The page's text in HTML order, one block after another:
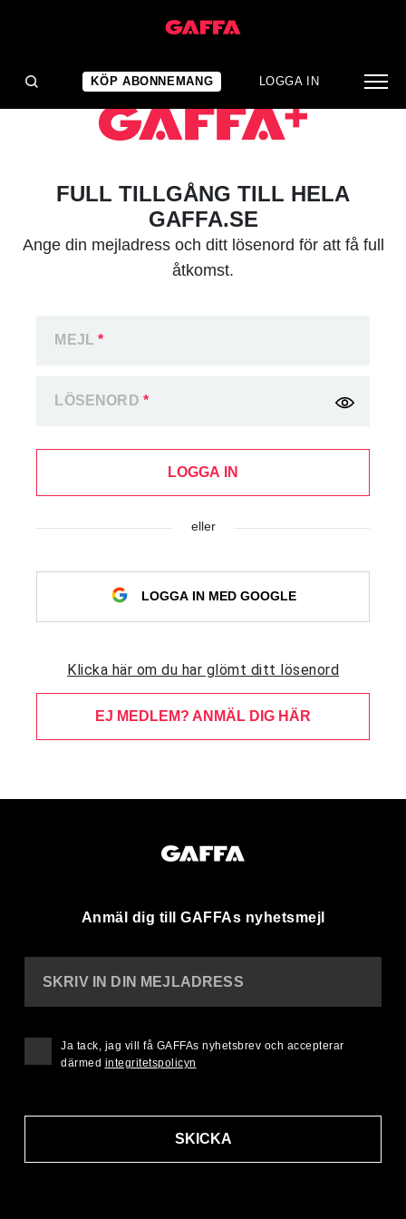
KÖP ABONNEMANG LOGGA IN
FULL TILLGÅNG TILL HELA
GAFFA.SE
Ange din mejladress och ditt lösenord för att få full
åtkomst.
MEJL*
LÖSENORD *
LOGGA IN
eller
LOGGA IN MED GOOGLE
Klicka här om du har glömt ditt lösenord
EJ MEDLEM? ANMÄL DIG HÄR
Anmäl dig till GAFFAs nyhetsmejl
SKRIV IN DIN MEJLADRESS
SKICKA
Ja tack, jag vill få GAFFAs nyhetsbrev och accepterar
därmed integritetspolicyn